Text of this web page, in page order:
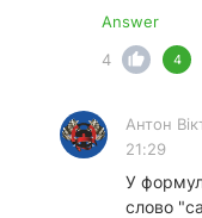
Answer
4
4
Антон
21:29
У
слово